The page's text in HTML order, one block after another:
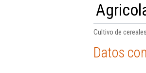
Cultivo de
Datos